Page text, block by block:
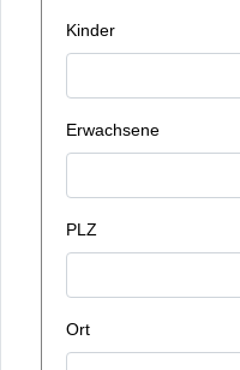
Kinder
Erwachsene
PLZ
Ort